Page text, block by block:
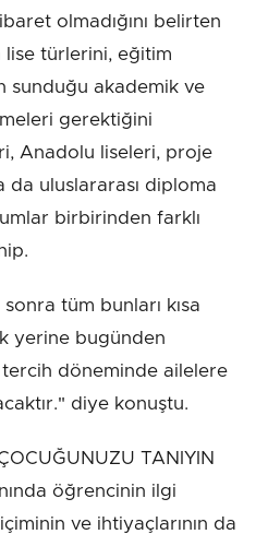
olmadığını belirten
lise türlerini, eğitim
sunduğu akademik ve
gerektiğini
Anadolu liseleri, proje
da uluslararası diploma
birbirinden farklı
tüm bunları kısa
yerine bugünden
döneminde ailelere
diye konuştu.
TANIYIN
öğrencinin ilgi
ve ihtiyaçlarının da